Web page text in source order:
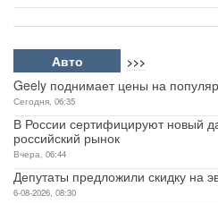
Авто >>>
Geely поднимает цены на
Сегодня, 06:35
В России сертифицируют новый
российский рынок
Вчера, 06:44
Депутаты предложили скидку на
6-08-2026, 08:30